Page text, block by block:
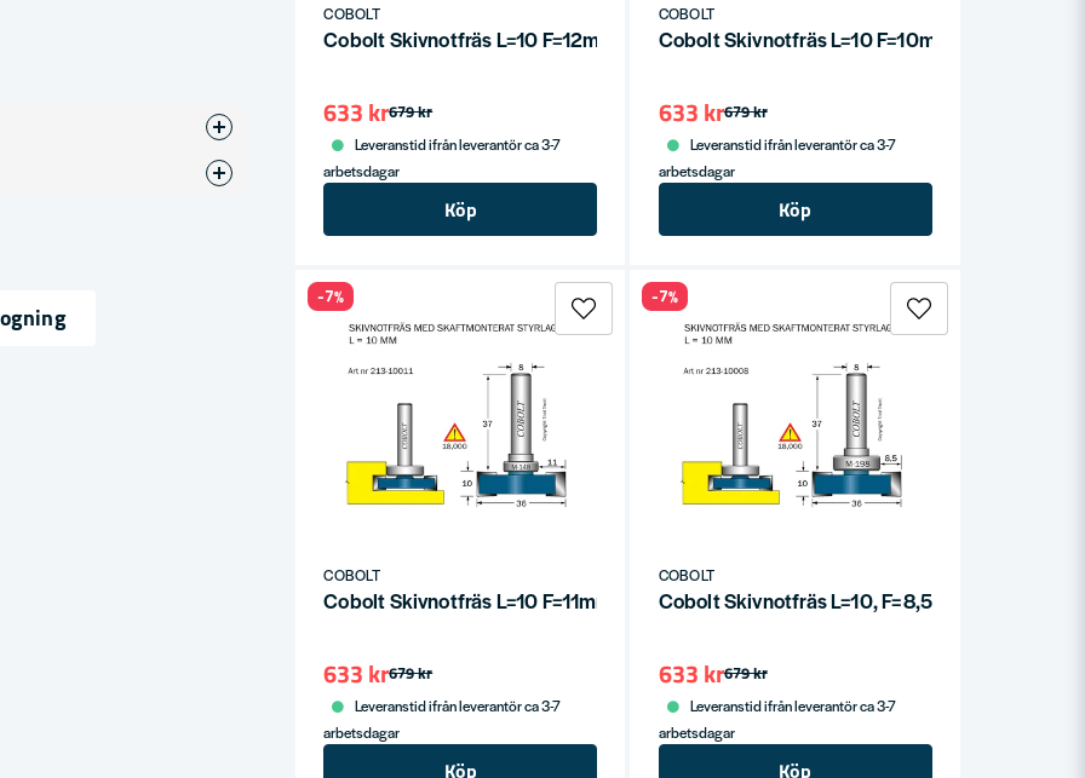
COBOLT
Cobolt Skivnotfräs L=10 F=12mm
679 kr
633 kr
Leveranstid ifrån leverantör ca 3-7
arbetsdagar
Köp
COBOLT
Cobolt Skivnotfräs L=10 F=10mm S=8
679 kr
633 kr
Leveranstid ifrån leverantör ca 3-7
arbetsdagar
Köp
COBOLT
Cobolt Skivnotfräs L=10 F=11mm
679 kr
633 kr
Leveranstid ifrån leverantör ca 3-7
arbetsdagar
Köp
-7%
COBOLT
Cobolt Skivnotfräs L=10, F=8,5mm
679 kr
633 kr
Leveranstid ifrån leverantör ca 3-7
arbetsdagar
Köp
-7%